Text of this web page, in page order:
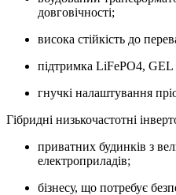
довговічності;
висока стійкість до
підтримка LiFePO4, GEL
гнучкі налаштування
Гібридні низькочастотні
приватних будинків з
електроприладів;
бізнесу, що потребує